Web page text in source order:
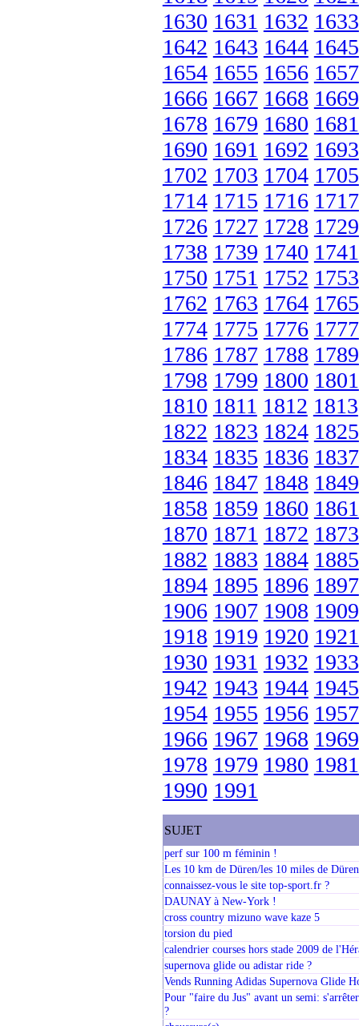
1630 1631 1632 1633
1642 1643 1644 1645
1654 1655 1656 1657
1666 1667 1668 1669
1678 1679 1680 1681
1690 1691 1692 1693
1702 1703 1704 1705
1714 1715 1716 1717
1726 1727 1728 1729
1738 1739 1740 1741
1750 1751 1752 1753
1762 1763 1764 1765
1774 1775 1776 1777
1786 1787 1788 1789
1798 1799 1800 1801
1810 1811 1812 1813
1822 1823 1824 1825
1834 1835 1836 1837
1846 1847 1848 1849
1858 1859 1860 1861
1870 1871 1872 1873
1882 1883 1884 1885
1894 1895 1896 1897
1906 1907 1908 1909
1918 1919 1920 1921
1930 1931 1932 1933
1942 1943 1944 1945
1954 1955 1956 1957
1966 1967 1968 1969
1978 1979 1980 1981
1990 1991
SUJET
perf sur 100 m féminin !
Les 10 km de Düren/les 10 miles de Düren
connaissez-vous le site top-sport.fr ?
DAUNAY à New-York !
cross country mizuno wave kaze 5
torsion du pied
calendrier courses hors stade 2009 de
supernova glide ou adistar ride ?
Vends Running Adidas Supernova Glide
Pour "faire du Jus" avant un semi:
?